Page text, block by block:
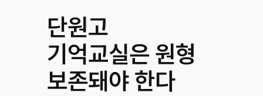
단원고
기억교실은 원형
보존돼야 한다